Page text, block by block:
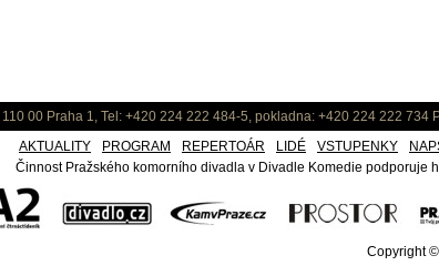
00 Praha 1, Tel: +420 224 222 484-5, pokladna: +420 224 222
AKTUALITY
PROGRAM REPERTOÁR LIDÉ VSTUPENKY
Činnost Pražského komorního divadla v Divadle Komedie podporuje
Copyright